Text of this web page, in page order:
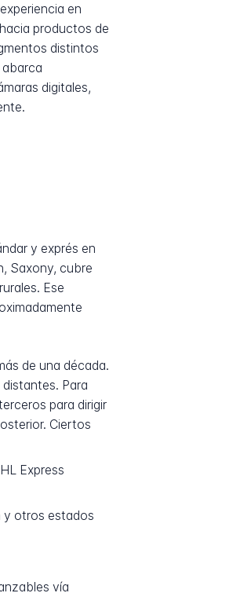
en
productos de
distintos
digitales,
y exprés en
Saxony, cubre
Ese
de una década.
Para
para dirigir
Ciertos
Express
y otros estados
vía